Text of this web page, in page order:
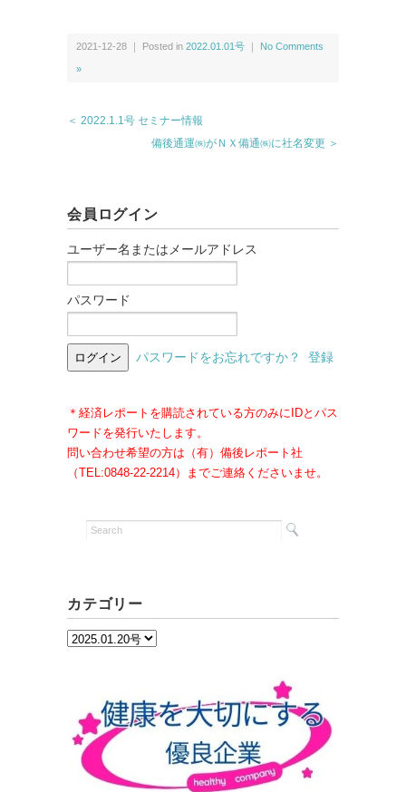
2021-12-28 ｜ Posted in 2022.01.01号 No Comments
»
＜ 2022.1.1号 セミナー情報
備後通運㈱がＮＸ備通㈱に社名変更 ＞
会員ログイン
ユーザー名またはメールアドレス
パスワード
パスワードをお忘れですか？ 登録
＊経済レポートを購読されている方のみにIDとパス
ワードを発行いたします。
問い合わせ希望の方は（有）備後レポート社
（TEL:0848-22-2214）までご連絡くださいませ。
カテゴリー
カ